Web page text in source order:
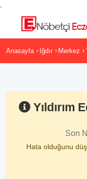
Anasayfa Iğdır Merkez
Yıldırım
Son
Hata olduğunu